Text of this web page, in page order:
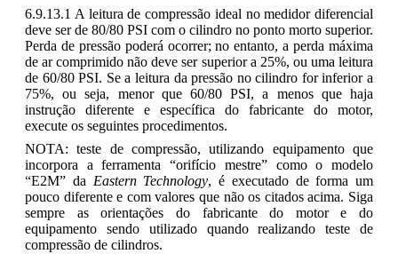
6.9.13.1 A leitura de compressão ideal no medidor diferencial
deve ser de 80/80 PSI com o cilindro no ponto morto superior.
Perda de pressão poderá ocorrer; no entanto, a perda máxima
de ar comprimido não deve ser superior a 25%, ou uma leitura
de 60/80 PSI. Se a leitura da pressão no cilindro for inferior a
75%, ou seja, menor que 60/80 PSI, a menos que haja
instrução diferente e específica do fabricante do motor,
execute os seguintes procedimentos.
NOTA: teste de compressão, utilizando equipamento que
incorpora a ferramenta “orifício mestre” como o modelo
“E2M” da Eastern Technology, é executado de forma um
pouco diferente e com valores que não os citados acima. Siga
sempre as orientações do fabricante do motor e do
equipamento sendo utilizado quando realizando teste de
compressão de cilindros.